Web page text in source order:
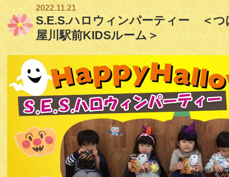
2022.11.21
S.E.S.ハロウィンパーティー ＜つ
屋川駅前KIDSルーム＞